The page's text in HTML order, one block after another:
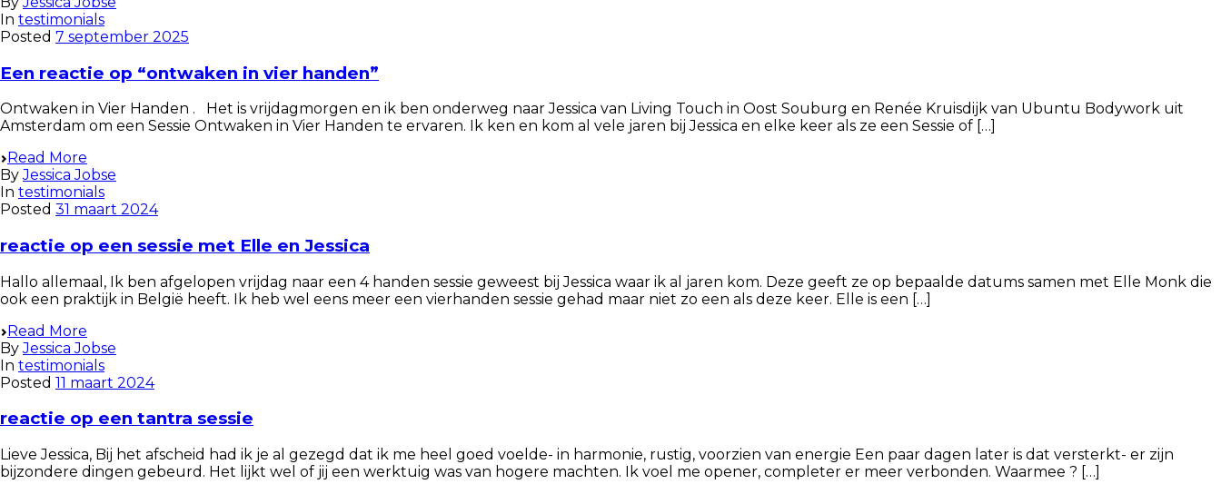
In testimonials
Posted 7 september 2025
Een reactie op “ontwaken in vier handen”
Ontwaken in Vier Handen . Het is vrijdagmorgen en ik ben onderweg naar Jessica van Living Touch in Oost Souburg en Renée Kruisdijk van Ubuntu Bodywork uit
Amsterdam om een Sessie Ontwaken in Vier Handen te ervaren. Ik ken en kom al vele jaren bij Jessica en elke keer als ze een Sessie of […]
Read More
By Jessica Jobse
In testimonials
Posted 31 maart 2024
reactie op een sessie met Elle en Jessica
Hallo allemaal, Ik ben afgelopen vrijdag naar een 4 handen sessie geweest bij Jessica waar ik al jaren kom. Deze geeft ze op bepaalde datums samen met Elle Monk die
ook een praktijk in België heeft. Ik heb wel eens meer een vierhanden sessie gehad maar niet zo een als deze keer. Elle is een […]
Read More
By Jessica Jobse
In testimonials
Posted 11 maart 2024
reactie op een tantra sessie
Lieve Jessica, Bij het afscheid had ik je al gezegd dat ik me heel goed voelde- in harmonie, rustig, voorzien van energie Een paar dagen later is dat versterkt- er zijn
bijzondere dingen gebeurd. Het lijkt wel of jij een werktuig was van hogere machten. Ik voel me opener, completer er meer verbonden. Waarmee ? […]